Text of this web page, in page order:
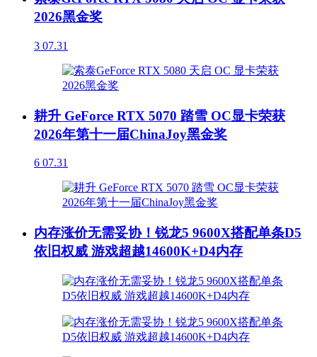
2026黑金奖
3 07.31
耕升 GeForce RTX 5070 踏雪 OC显卡荣获
2026年第十一届ChinaJoy黑金奖
6 07.31
内存涨价无需妥协！锐龙5 9600X搭配单条D5
依旧权威 游戏超越14600K+D4内存